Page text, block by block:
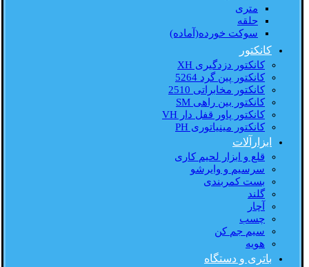
متری
حلقه
سوکت خورده(آماده)
کانکتور
کانکتور دزدگیری XH
کانکتور پین گرد 5264
کانکتور مخابراتی 2510
کانکتور بین راهی SM
کانکتور پاور قفل دار VH
کانکتور مینیاتوری PH
ابزارآلات
قلع و ابزار لحیم کاری
سرسیم و وایرشو
بست کمربندی
گلند
آچار
چسب
سیم جم کن
هویه
باتری و دستگاه